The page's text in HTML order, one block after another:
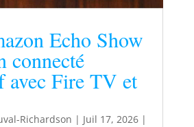
Echo Show
connecté
avec Fire TV et
Richardson | Juil 17, 2026|